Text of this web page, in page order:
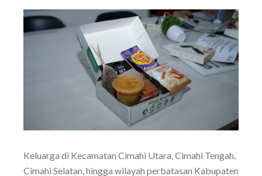
Keluarga di Kecamatan Cimahi Utara, Cimahi Tengah,
Cimahi Selatan, hingga wilayah perbatasan Kabupaten